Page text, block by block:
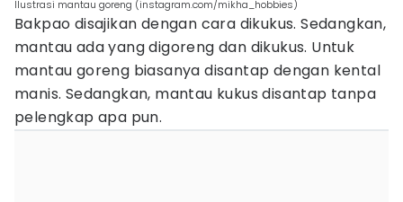
Ilustrasi mantau goreng (instagram.com/mikha_hobbies)
Bakpao disajikan dengan cara dikukus. Sedangkan,
mantau ada yang digoreng dan dikukus. Untuk
mantau goreng biasanya disantap dengan kental
manis. Sedangkan, mantau kukus disantap tanpa
pelengkap apa pun.